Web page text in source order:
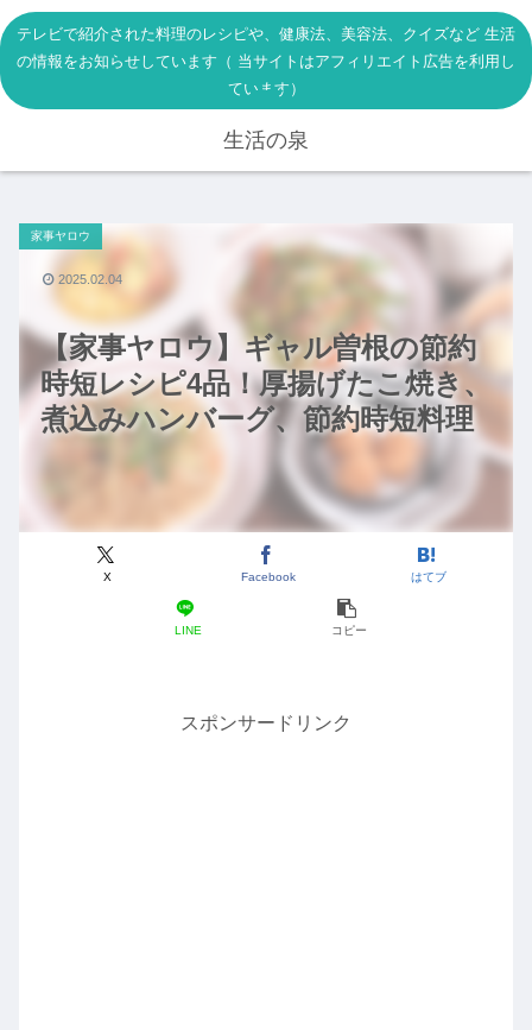
テレビで紹介された料理のレシピや、健康法、美容法、クイズなど 生活
の情報をお知らせしています（ 当サイトはアフィリエイト広告を利用し
ています）
生活の泉
【家事ヤロウ】ギャル曽根の節約
時短レシピ4品！厚揚げたこ焼き、
煮込みハンバーグ、節約時短料理
家事ヤロウ
X Facebook はてブ
LINE コピー
2025.02.04
スポンサードリンク